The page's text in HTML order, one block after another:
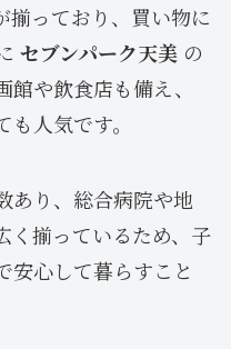
揃っており、買い物に
セブンパーク天美の
や飲食店も備え、
人気です。
あり、総合病院や地
く揃っているため、子
安心して暮らすこと